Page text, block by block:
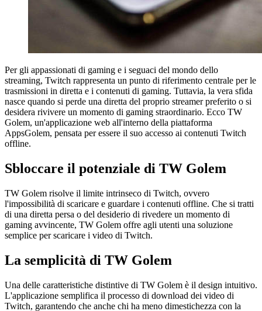
Per gli appassionati di gaming e i seguaci del mondo dello
streaming, Twitch rappresenta un punto di riferimento centrale per le
trasmissioni in diretta e i contenuti di gaming. Tuttavia, la vera sfida
nasce quando si perde una diretta del proprio streamer preferito o si
desidera rivivere un momento di gaming straordinario. Ecco TW
Golem, un'applicazione web all'interno della piattaforma
AppsGolem, pensata per essere il suo accesso ai contenuti Twitch
offline.
Sbloccare il potenziale di TW Golem
TW Golem risolve il limite intrinseco di Twitch, ovvero
l'impossibilità di scaricare e guardare i contenuti offline. Che si tratti
di una diretta persa o del desiderio di rivedere un momento di
gaming avvincente, TW Golem offre agli utenti una soluzione
semplice per scaricare i video di Twitch.
La semplicità di TW Golem
Una delle caratteristiche distintive di TW Golem è il design intuitivo.
L'applicazione semplifica il processo di download dei video di
Twitch, garantendo che anche chi ha meno dimestichezza con la